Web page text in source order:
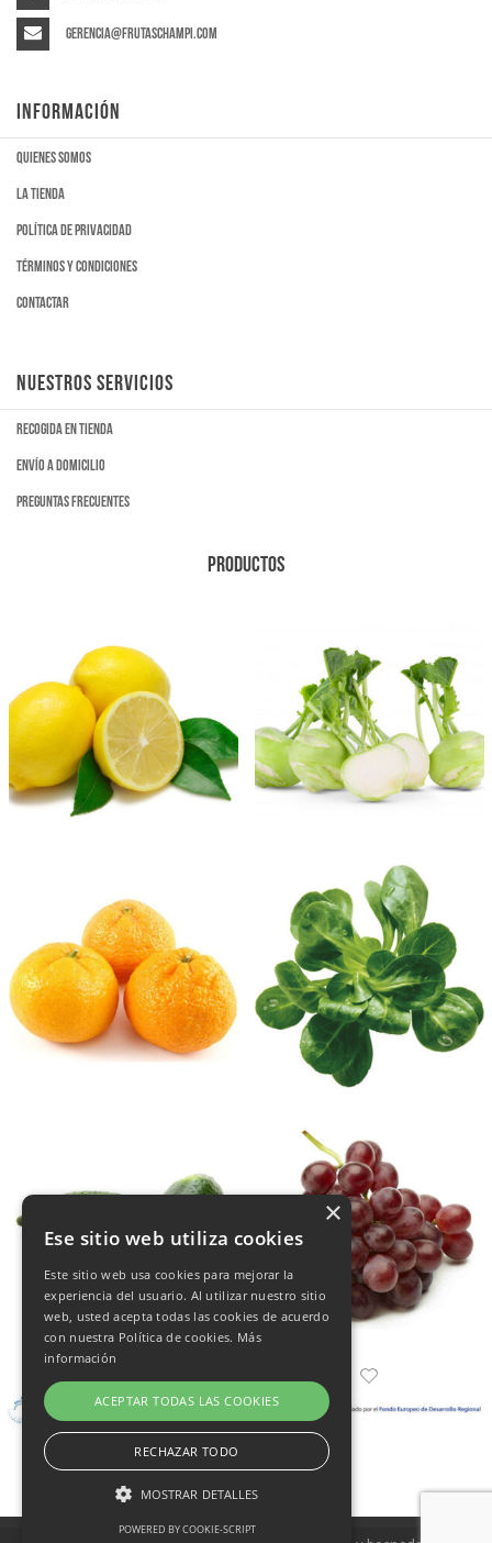
gerencia@frutaschampi.com
INFORMACIÓN
Quienes somos
La tienda
Política de privacidad
Términos y condiciones
Contactar
NUESTROS SERVICIOS
Recogida en tienda
Envío a domicilio
Preguntas frecuentes
PRODUCTOS
×
Ese sitio web utiliza cookies
Este sitio web usa cookies para mejorar la
experiencia del usuario. Al utilizar nuestro sitio
web, usted acepta todas las cookies de acuerdo
con nuestra Política de cookies. Más
información
ACEPTAR TODAS LAS COOKIES
RECHAZAR TODO
MOSTRAR DETALLES
POWERED BY COOKIE-SCRIPT